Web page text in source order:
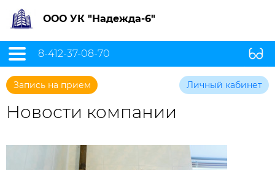
ООО УК "Надежда-6"
8-412-37-08-70
Запись на прием Личный кабинет
Новости компании